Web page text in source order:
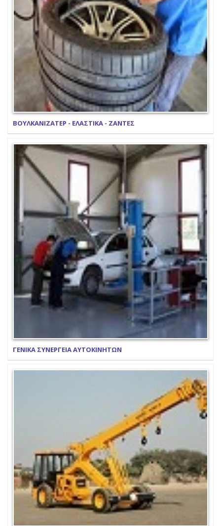
ΒΟΥΛΚΑΝΙΖΑΤΕΡ - ΕΛΑΣΤΙΚΑ - ΖΑΝΤΕΣ
ΓΕΝΙΚΑ ΣΥΝΕΡΓΕΙΑ ΑΥΤΟΚΙΝΗΤΩΝ